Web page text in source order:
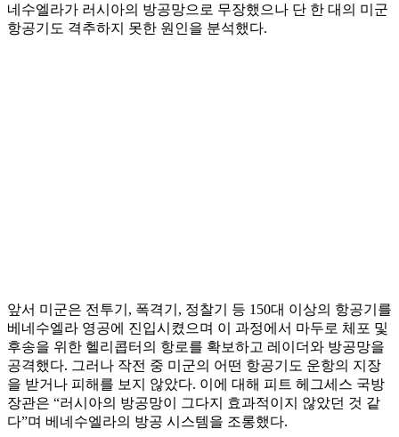
네수엘라가 러시아의 방공망으로 무장했으나 단 한 대의 미군
항공기도 격추하지 못한 원인을 분석했다.
앞서 미군은 전투기, 폭격기, 정찰기 등 150대 이상의 항공기를
베네수엘라 영공에 진입시켰으며 이 과정에서 마두로 체포 및
후송을 위한 헬리콥터의 항로를 확보하고 레이더와 방공망을
공격했다. 그러나 작전 중 미군의 어떤 항공기도 운항의 지장
을 받거나 피해를 보지 않았다. 이에 대해 피트 헤그세스 국방
장관은 “러시아의 방공망이 그다지 효과적이지 않았던 것 같
다”며 베네수엘라의 방공 시스템을 조롱했다.